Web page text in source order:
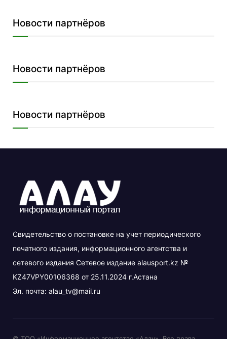
Новости партнёров
Новости партнёров
Новости партнёров
Свидетельство о постановке на учет периодического
печатного издания, информационного агентства и
сетевого издания Сетевое издание alausport.kz №
KZ47VPY00106368 от 25.11.2024 г.Астана
Эл. почта: alau_tv@mail.ru